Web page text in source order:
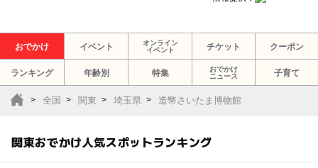
おでかけ イベント
オンライン
イベント
チケット クーポン
ランキング 年齢別 特集
おでかけ
ニュース
子育て
全国 関東 埼玉県 造幣さいたま博物館
関東おでかけ人気スポットランキング